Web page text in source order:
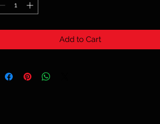
Add to Cart